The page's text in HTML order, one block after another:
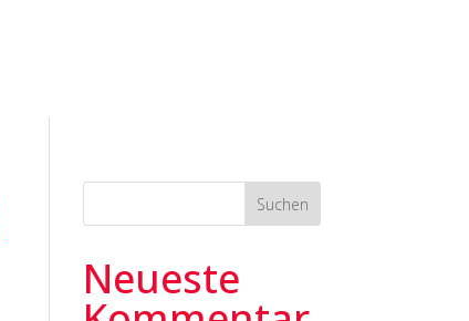
Neueste